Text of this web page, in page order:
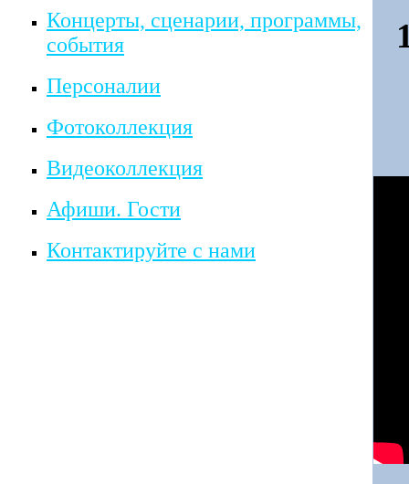
Концерты, сценарии, программы,
события
Персоналии
Фотоколлекция
Видеоколлекция
Афиши. Гости
Контактируйте с нами